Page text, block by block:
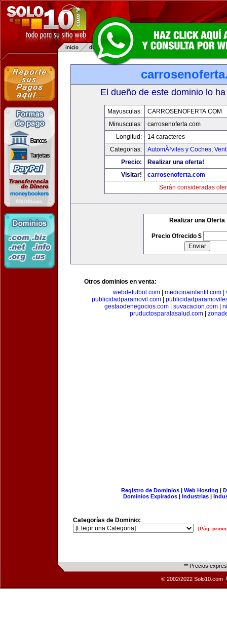
El dueño de este dominio lo
Mayusculas:
CARROSENOFERTA.COM
Minusculas:
carrosenoferta.com
Longitud:
14 caracteres
Categorias:
AutomÃ³viles y Coches,
Precio:
Realizar una oferta!
Visitar!
carrosenoferta.com
Serán consideradas
Realizar una Oferta
Precio Ofrecido $
Otros dominios en venta:
webdefutbol.com
medicinainfantil.com
publicidadparamovil.com
gestaodenegocios.com| suvacacion.com|
pruductosparalasalud.com|
Registro de Dominios| Web Hosting |
Dominios Expirados | Industrias |
Categorías de Dominio:
[Pág.
** Precios
© 2002/2022 Solo10.com